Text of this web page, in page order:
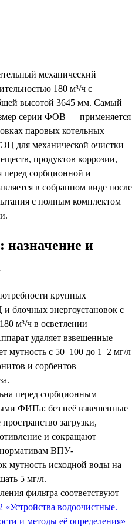
механический
180 м³/ч с
высотой 3645 мм. Самый
серии ФОВ — применяется
паровых котельных
для механической очистки
продуктов коррозии,
перед сорбционной и
в собранном виде после
с полным комплектом
и
крупных
блочных энергоустановок с
м³/ч в осветлении
удаляет взвешенные
мутность с 50–100 до 1–2 мг/л
и сорбентов
перед сорбционным
ФИПа: без неё взвешенные
загрузки,
и сокращают
ВПУ-
мутность исходной воды на
5 мг/л.
фильтра соответствуют
водоочистные.
и методы её определения»